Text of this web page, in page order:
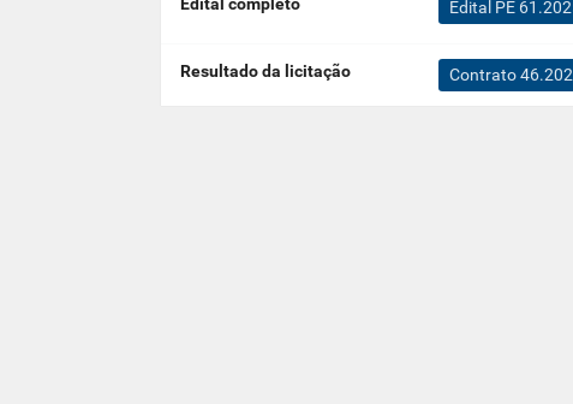
Edital PE
Resultado da licitação Contrato